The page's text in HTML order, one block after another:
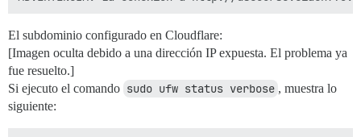
El subdominio configurado en Cloudflare:
[Imagen oculta debido a una dirección IP expuesta. El problema ya
fue resuelto.]
Si ejecuto el comando sudo ufw status verbose , muestra lo
siguiente: